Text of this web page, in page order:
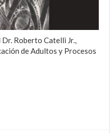
Roberto Catelli Jr.,
de Adultos y Procesos